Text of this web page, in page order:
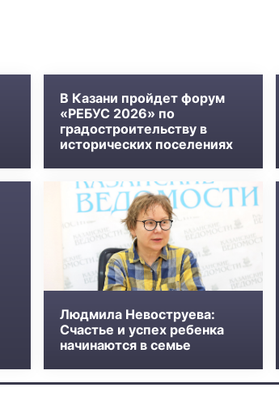
В Казани пройдет форум
«РЕБУС 2026» по
градостроительству в
исторических поселениях
Людмила Невоструева:
Счастье и успех ребенка
начинаются в семье